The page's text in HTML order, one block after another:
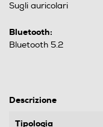
Sugli auricolari
Bluetooth:
Bluetooth 5.2
Descrizione
Tipologia